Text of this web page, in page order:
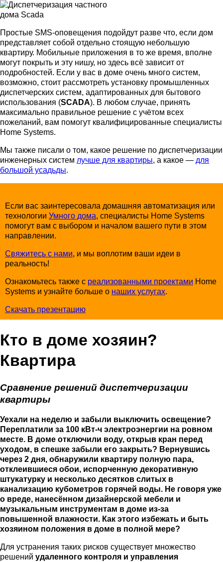
Простые SMS-оповещения подойдут разве что, если дом
представляет собой отдельно стоящую небольшую
квартиру. Мобильные приложения в то же время, вполне
могут покрыть и эту нишу, но здесь всё зависит от
подробностей. Если у вас в доме очень много систем,
возможно, стоит рассмотреть установку промышленных
диспетчерских систем, адаптированных для бытового
использования (SCADA). В любом случае, принять
максимально правильное решение с учётом всех
пожеланий, вам помогут квалифицированные специалисты
Home Systems.
Мы также писали о том, какое решение по диспетчеризации
инженерных систем лучше для квартиры, а какое — для
большой усадьды.
Если вас заинтересовала домашняя автоматизация или
технологии Умного дома, специалисты Home Systems
помогут вам с выбором и началом вашего пути в этом
направлении.
Свяжитесь с нами, и мы воплотим ваши идеи в
реальность!
Ознакомьтесь также с реализованными проектами Home
Systems и узнайте больше о наших услугах.
Скачать презентацию
Кто в доме хозяин?
Квартира
Сравнение решений диспетчеризации
квартиры
Уехали на неделю и забыли выключить освещение?
Переплатили за 100 кВт-ч электроэнергии на ровном
месте. В доме отключили воду, открыв кран перед
уходом, в спешке забыли его закрыть? Вернувшись
через 2 дня, обнаружили квартиру полную пара,
отклеившиеся обои, испорченную декоративную
штукатурку и несколько десятков слитых в
канализацию кубометров горячей воды. Не говоря уже
о вреде, нанесённом дизайнерской мебели и
музыкальным инструментам в доме из-за
повышенной влажности. Как этого избежать и быть
хозяином положения в доме в полной мере?
Для устранения таких рисков существует множество
решений удаленного контроля и управления